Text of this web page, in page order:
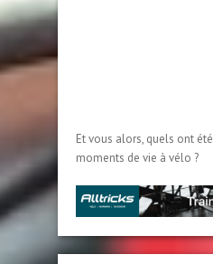
Et vous alors, quels ont
moments de vie à vélo ?